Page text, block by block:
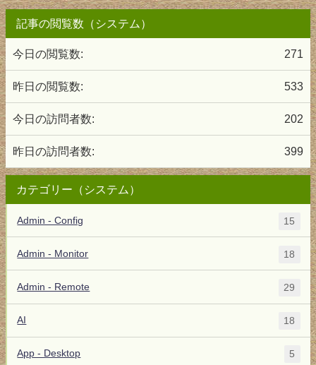
記事の閲覧数（システム）
271
今日の閲覧数:
533
昨日の閲覧数:
202
今日の訪問者数:
399
昨日の訪問者数:
カテゴリー（システム）
Admin - Config 15
Admin - Monitor 18
Admin - Remote 29
AI 18
App - Desktop 5